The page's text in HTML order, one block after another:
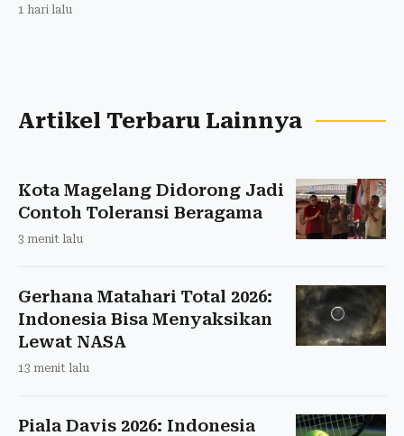
1 hari lalu
Artikel Terbaru Lainnya
Kota Magelang Didorong Jadi
Contoh Toleransi Beragama
3 menit lalu
Gerhana Matahari Total 2026:
Indonesia Bisa Menyaksikan
Lewat NASA
13 menit lalu
Piala Davis 2026: Indonesia